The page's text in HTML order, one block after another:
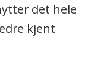
det hele
kjent